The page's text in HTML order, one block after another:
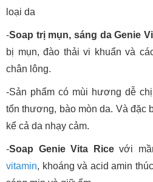
loại da
-Soap trị mụn, sáng da Genie
bị mụn, đào thải vi khuẩn và
chân lông.
-Sản phẩm có mùi hương dễ
tổn thương, bào mòn da. Và đặc
kể cả da nhạy cảm.
-Soap Genie Vita Ricevới
vitamin, khoáng và acid amin